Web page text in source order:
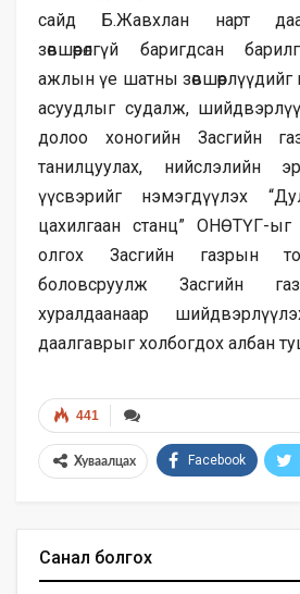
сайд Б.Жавхлан нарт
зөвшөөрөлгүй баригдсан
ажлын үе шатны зөвшөөрлүүдийг
асуудлыг судалж,
долоо хоногийн Засгийн
танилцуулах, нийслэлийн
үүсвэрийг нэмэгдүүлэх
цахилгаан станц” ОНӨТҮГ-ыг
олгох Засгийн газрын
боловсруулж Засгийн
хуралдаанаар
даалгаврыг холбогдох албан
441
Хуваалцах Facebook
Санал болгох